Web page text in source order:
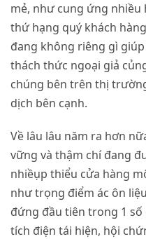
mẻ, như cung ứng
thứ hạng quý khách
đang không riêng gì
thách thức ngoại giả
chúng bên trên thị
dịch bên cạnh.
Về lâu lâu năm ra hơn
vững và thậm chí đang
nhiềụp thiểu cửa hàng
như trọng điểm ác ôn
đứng đầu tiên trong 1
tích điện tái hiện, hội